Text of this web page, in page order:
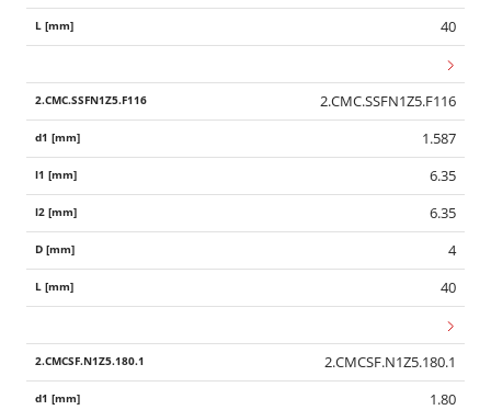
40
2.CMC.SSFN1Z5.F116
1.587
6.35
6.35
4
40
2.CMCSF.N1Z5.180.1
1.80